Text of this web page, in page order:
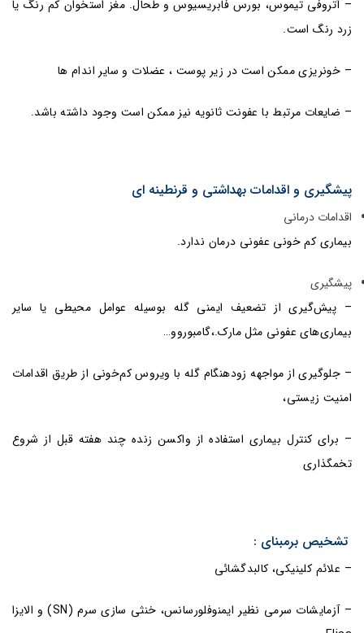
– آتروفی تیموس، بورس فابریسیوس و طحال. مغز استخوان کم رنگ یا
زرد رنگ است.
– خونریزی ممکن است در زیر پوست ، عضلات و سایر اندام ها
– ضایعات مرتبط با عفونت ثانویه نیز ممکن است وجود داشته باشد.
پیشگیری و اقدامات بهداشتی و قرنطینه ای
اقدامات درمانی
بیماری کم خونی عفونی درمان ندارد.
پیشگیری
– پیش‌گیری از تضعیف ایمنی گله بوسیله عوامل محیطی یا سایر
بیماری‌های عفونی مثل مارک.،گامبوروو…
– جلوگیری از مواجهه زودهنگام گله با ویروس کم‌خونی از طریق اقدامات
امنیت زیستی،
– برای کنترل بیماری استفاده از واکسن زنده چند هفته قبل از شروع
تخمگذاری
تشخیص برمبنای :
– علائم کلینیکی، کالبدگشائی
– آزمایشات سرمی نظیر ایمنوفلورسانس، خنثی سازی سرم (SN) و الایزا